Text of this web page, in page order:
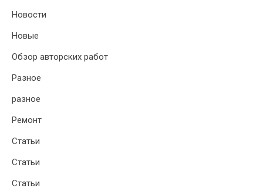
Новости
Новые
Обзор авторских работ
Разное
разное
Ремонт
Статьи
Статьи
Статьи